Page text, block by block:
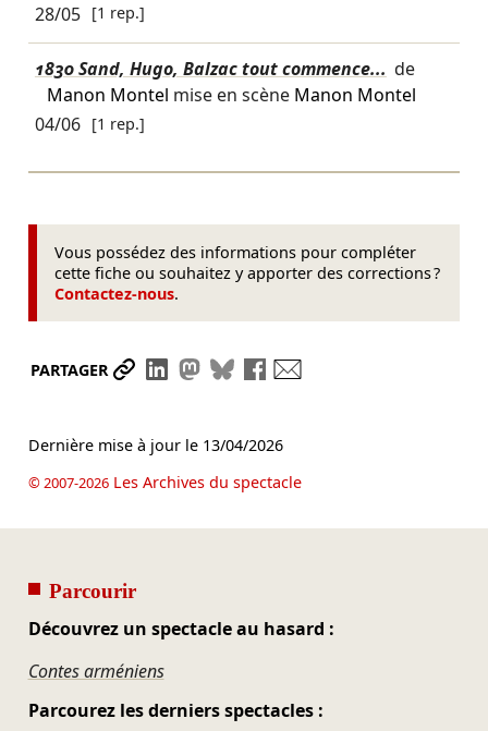
28/05 [1 rep.]
1830 Sand, Hugo, Balzac tout commence... de
Manon Montel mise en scène Manon Montel
04/06 [1 rep.]
Vous possédez des informations pour compléter
cette fiche ou souhaitez y apporter des corrections ?
Contactez-nous.
PARTAGER Partager le lien
Partager sur LinkedIn
Partager sur Mastodon
Partager sur Bluesky
Partager sur Facebook
Dernière mise à jour le 13/04/2026
© 2007-2026Les Archives du spectacle
Parcourir
Découvrez un spectacle au hasard :
Contes arméniens
Parcourez les derniers spectacles :